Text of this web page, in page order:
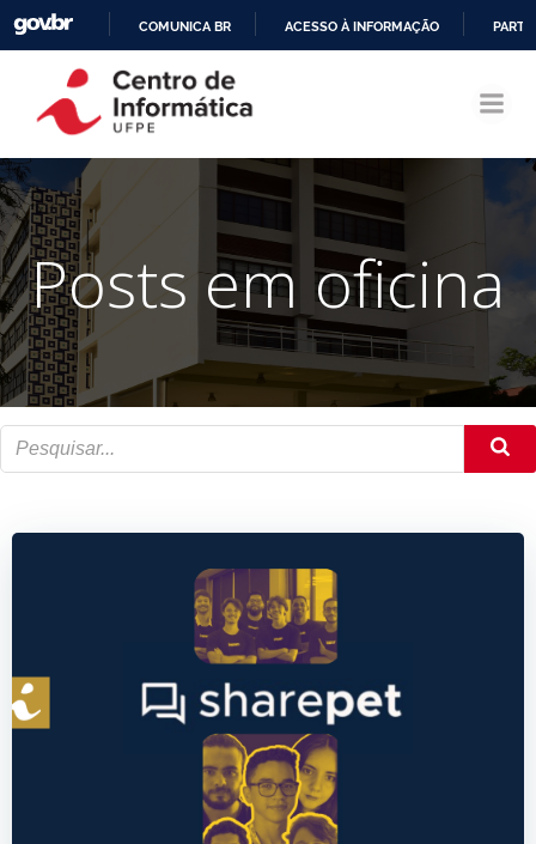
CONTEÚDO
COMUNICA BR ACESSO À INFORMAÇÃO
Posts em oficina